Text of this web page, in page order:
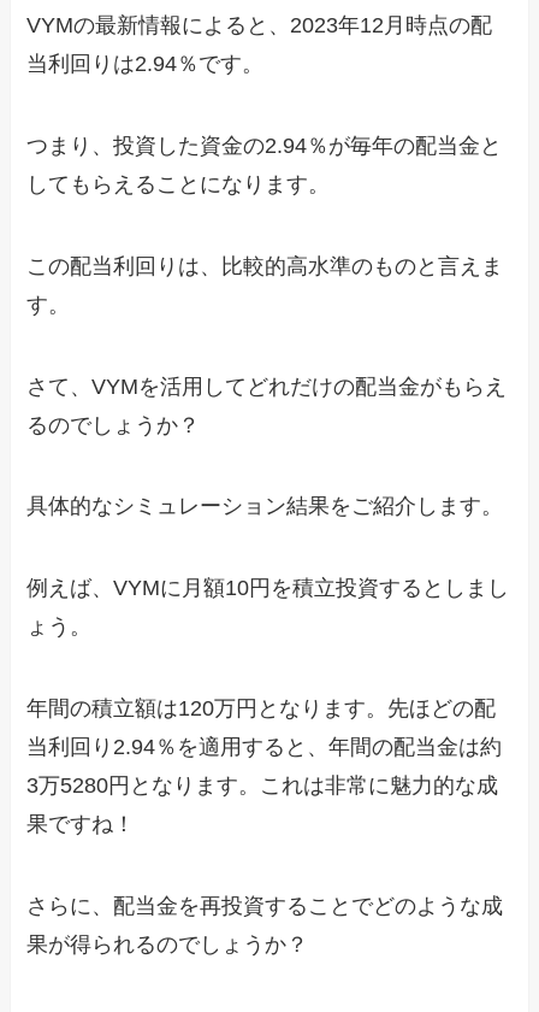
VYMの最新情報によると、2023年12月時点の配
当利回りは2.94％です。
つまり、投資した資金の2.94％が毎年の配当金と
してもらえることになります。
この配当利回りは、比較的高水準のものと言えま
す。
さて、VYMを活用してどれだけの配当金がもらえ
るのでしょうか？
具体的なシミュレーション結果をご紹介します。
例えば、VYMに月額10円を積立投資するとしまし
ょう。
年間の積立額は120万円となります。先ほどの配
当利回り2.94％を適用すると、年間の配当金は約
3万5280円となります。これは非常に魅力的な成
果ですね！
さらに、配当金を再投資することでどのような成
果が得られるのでしょうか？